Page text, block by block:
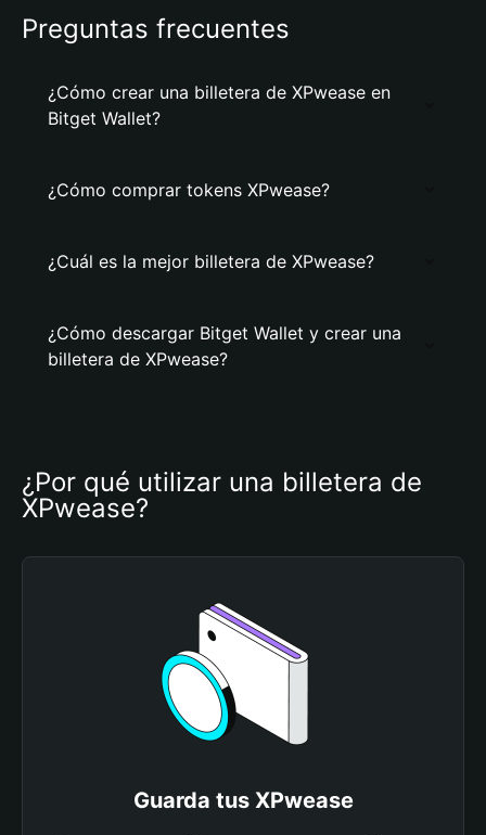
Preguntas frecuentes
¿Cómo crear una billetera de XPwease en
Bitget Wallet?
¿Cómo comprar tokens XPwease?
¿Cuál es la mejor billetera de XPwease?
¿Cómo descargar Bitget Wallet y crear una
billetera de XPwease?
¿Por qué utilizar una billetera de
XPwease?
Guarda tus XPwease